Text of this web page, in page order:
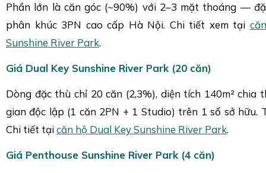
Phần lớn là căn góc (~90%) với 2–3 mặt thoáng —
phân khúc 3PN cao cấp Hà Nội. Chi tiết xem tại
Sunshine River Park.
Giá Dual Key Sunshine River Park (20 căn)
Dòng đặc thù chỉ 20 căn (2,3%), diện tích 140m² chia
gian độc lập (1 căn 2PN + 1 Studio) trên 1 sổ sở hữu.
Chi tiết tạicăn hộ Dual Key Sunshine River Park.
Giá Penthouse Sunshine River Park (4 căn)